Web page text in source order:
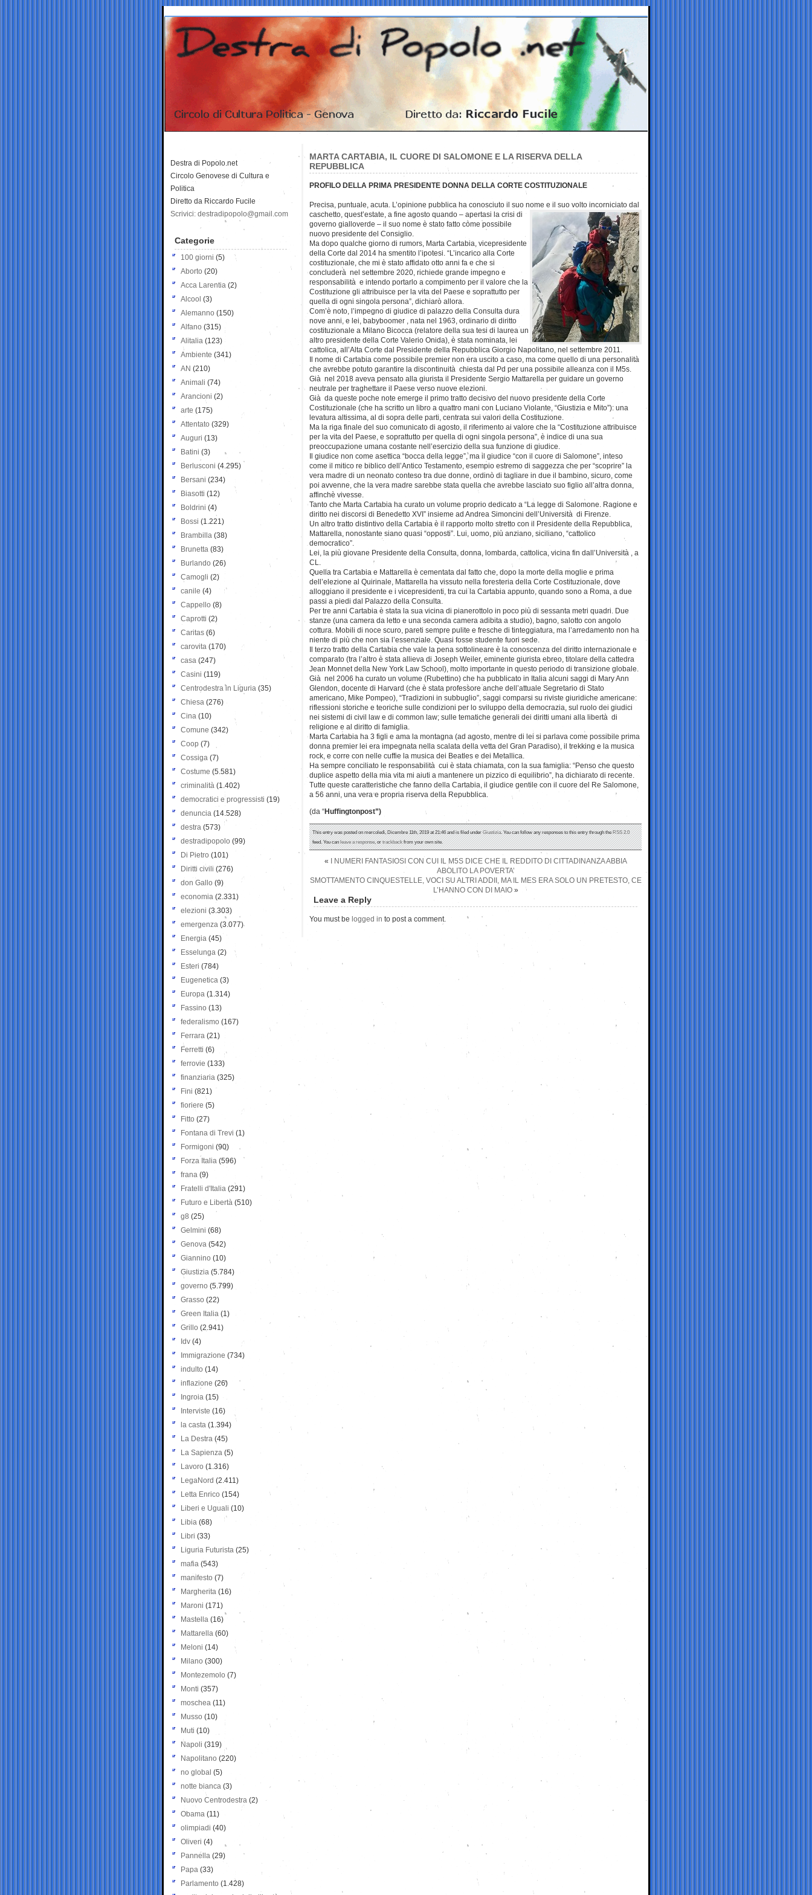
MARTA CARTABIA, IL CUORE DI SALOMONE E LA RISERVA DELLA
REPUBBLICA
PROFILO DELLA PRIMA PRESIDENTE DONNA DELLA CORTE COSTITUZIONALE
Precisa, puntuale, acuta. L’opinione pubblica ha conosciuto il suo nome e il suo volto incorniciato dal
caschetto, quest’estate, a fine agosto quando – apertasi la crisi di
governo gialloverde – il suo nome è stato fatto come possibile
nuovo presidente del Consiglio.
Ma dopo qualche giorno di rumors, Marta Cartabia, vicepresidente
della Corte dal 2014 ha smentito l’ipotesi. “L’incarico alla Corte
costituzionale, che mi è stato affidato otto anni fa e che si
concluderà nel settembre 2020, richiede grande impegno e
responsabilità e intendo portarlo a compimento per il valore che la
Costituzione gli attribuisce per la vita del Paese e soprattutto per
quella di ogni singola persona”, dichiarò allora.
Com’è noto, l’impegno di giudice di palazzo della Consulta dura
nove anni, e lei, babyboomer , nata nel 1963, ordinario di diritto
costituzionale a Milano Bicocca (relatore della sua tesi di laurea un
altro presidente della Corte Valerio Onida), è stata nominata, lei
cattolica, all’Alta Corte dal Presidente della Repubblica Giorgio Napolitano, nel settembre 2011.
Il nome di Cartabia come possibile premier non era uscito a caso, ma come quello di una personalità
che avrebbe potuto garantire la discontinuità chiesta dal Pd per una possibile alleanza con il M5s.
Già nel 2018 aveva pensato alla giurista il Presidente Sergio Mattarella per guidare un governo
neutrale per traghettare il Paese verso nuove elezioni.
Già da queste poche note emerge il primo tratto decisivo del nuovo presidente della Corte
Costituzionale (che ha scritto un libro a quattro mani con Luciano Violante, “Giustizia e Mito”): una
levatura altissima, al di sopra delle parti, centrata sui valori della Costituzione.
Ma la riga finale del suo comunicato di agosto, il riferimento ai valore che la “Costituzione attribuisce
per la vita del Paese, e soprattutto per quella di ogni singola persona”, è indice di una sua
preoccupazione umana costante nell’esercizio della sua funzione di giudice.
Il giudice non come asettica “bocca della legge”, ma il giudice “con il cuore di Salomone”, inteso
come il mitico re biblico dell’Antico Testamento, esempio estremo di saggezza che per “scoprire” la
vera madre di un neonato conteso tra due donne, ordinò di tagliare in due il bambino, sicuro, come
poi avvenne, che la vera madre sarebbe stata quella che avrebbe lasciato suo figlio all’altra donna,
affinchè vivesse.
Tanto che Marta Cartabia ha curato un volume proprio dedicato a “La legge di Salomone. Ragione e
diritto nei discorsi di Benedetto XVI” insieme ad Andrea Simoncini dell’Università di Firenze.
Un altro tratto distintivo della Cartabia è il rapporto molto stretto con il Presidente della Repubblica,
Mattarella, nonostante siano quasi “opposti”. Lui, uomo, più anziano, siciliano, “cattolico
democratico”.
Lei, la più giovane Presidente della Consulta, donna, lombarda, cattolica, vicina fin dall’Università , a
CL.
Quella tra Cartabia e Mattarella è cementata dal fatto che, dopo la morte della moglie e prima
dell’elezione al Quirinale, Mattarella ha vissuto nella foresteria della Corte Costituzionale, dove
alloggiano il presidente e i vicepresidenti, tra cui la Cartabia appunto, quando sono a Roma, a due
passi a piedi dal Palazzo della Consulta.
Per tre anni Cartabia è stata la sua vicina di pianerottolo in poco più di sessanta metri quadri. Due
stanze (una camera da letto e una seconda camera adibita a studio), bagno, salotto con angolo
cottura. Mobili di noce scuro, pareti sempre pulite e fresche di tinteggiatura, ma l’arredamento non ha
niente di più che non sia l’essenziale. Quasi fosse studente fuori sede.
Il terzo tratto della Cartabia che vale la pena sottolineare è la conoscenza del diritto internazionale e
comparato (tra l’altro è stata allieva di Joseph Weiler, eminente giurista ebreo, titolare della cattedra
Jean Monnet della New York Law School), molto importante in questo periodo di transizione globale.
Già nel 2006 ha curato un volume (Rubettino) che ha pubblicato in Italia alcuni saggi di Mary Ann
Glendon, docente di Harvard (che è stata professore anche dell’attuale Segretario di Stato
americano, Mike Pompeo), “Tradizioni in subbuglio”, saggi comparsi su riviste giuridiche americane:
riflessioni storiche e teoriche sulle condizioni per lo sviluppo della democrazia, sul ruolo dei giudici
nei sistemi di civil law e di common law; sulle tematiche generali dei diritti umani alla libertà di
religione e al diritto di famiglia.
Marta Cartabia ha 3 figli e ama la montagna (ad agosto, mentre di lei si parlava come possibile prima
donna premier lei era impegnata nella scalata della vetta del Gran Paradiso), il trekking e la musica
rock, e corre con nelle cuffie la musica dei Beatles e dei Metallica.
Ha sempre conciliato le responsabilità cui è stata chiamata, con la sua famiglia: “Penso che questo
duplice aspetto della mia vita mi aiuti a mantenere un pizzico di equilibrio”, ha dichiarato di recente.
Tutte queste caratteristiche che fanno della Cartabia, il giudice gentile con il cuore del Re Salomone,
a 56 anni, una vera e propria riserva della Repubblica.
(da “Huffingtonpost”)
This entry was posted on mercoledì, Dicembre 11th, 2019 at 21:46 and is filed underGiustizia. You can follow any responses to this entry through theRSS 2.0
feed. You canleave a response, ortrackbackfrom your own site.
«
I NUMERI FANTASIOSI CON CUI IL M5S DICE CHE IL REDDITO DI CITTADINANZA ABBIA
ABOLITO LA POVERTA’
SMOTTAMENTO CINQUESTELLE, VOCI SU ALTRI ADDII, MA IL MES ERA SOLO UN PRETESTO, CE
L’HANNO CON DI MAIO»
Leave a Reply
You must be logged in to post a comment.
Destra di Popolo.net
Circolo Genovese di Cultura e
Politica
Diretto da Riccardo Fucile
Scrivici: destradipopolo@gmail.com
Categorie
100 giorni (5)
Aborto (20)
Acca Larentia (2)
Alcool (3)
Alemanno (150)
Alfano (315)
Alitalia (123)
Ambiente (341)
AN (210)
Animali (74)
Arancioni (2)
arte (175)
Attentato (329)
Auguri (13)
Batini (3)
Berlusconi (4.295)
Bersani (234)
Biasotti (12)
Boldrini (4)
Bossi (1.221)
Brambilla (38)
Brunetta (83)
Burlando (26)
Camogli (2)
canile (4)
Cappello (8)
Caprotti (2)
Caritas (6)
carovita (170)
casa (247)
Casini (119)
Centrodestra in Liguria (35)
Chiesa (276)
Cina (10)
Comune (342)
Coop (7)
Cossiga (7)
Costume (5.581)
criminalità (1.402)
democratici e progressisti (19)
denuncia (14.528)
destra (573)
destradipopolo (99)
Di Pietro (101)
Diritti civili (276)
don Gallo (9)
economia (2.331)
elezioni (3.303)
emergenza (3.077)
Energia (45)
Esselunga (2)
Esteri (784)
Eugenetica (3)
Europa (1.314)
Fassino (13)
federalismo (167)
Ferrara (21)
Ferretti (6)
ferrovie (133)
finanziaria (325)
Fini (821)
fioriere (5)
Fitto (27)
Fontana di Trevi (1)
Formigoni (90)
Forza Italia (596)
frana (9)
Fratelli d'Italia (291)
Futuro e Libertà (510)
g8 (25)
Gelmini (68)
Genova (542)
Giannino (10)
Giustizia (5.784)
governo (5.799)
Grasso (22)
Green Italia (1)
Grillo (2.941)
Idv (4)
Immigrazione (734)
indulto (14)
inflazione (26)
Ingroia (15)
Interviste (16)
la casta (1.394)
La Destra (45)
La Sapienza (5)
Lavoro (1.316)
LegaNord (2.411)
Letta Enrico (154)
Liberi e Uguali (10)
Libia (68)
Libri (33)
Liguria Futurista (25)
mafia (543)
manifesto (7)
Margherita (16)
Maroni (171)
Mastella (16)
Mattarella (60)
Meloni (14)
Milano (300)
Montezemolo (7)
Monti (357)
moschea (11)
Musso (10)
Muti (10)
Napoli (319)
Napolitano (220)
no global (5)
notte bianca (3)
Nuovo Centrodestra (2)
Obama (11)
olimpiadi (40)
Oliveri (4)
Pannella (29)
Papa (33)
Parlamento (1.428)